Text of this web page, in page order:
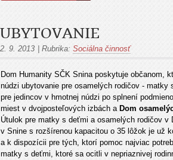
UBYTOVANIE
2. 9. 2013 Rubrika: Sociálna činnosť
Dom Humanity SČK Snina poskytuje občanom,
núdzi ubytovanie pre osamelých rodičov -
pre jedincov v hmotnej núdzi po splnení
miest v dvojposteľových izbách a Dom
Útulok pre matky s deťmi a osamelých rodičov v
v Snine s rozšírenou kapacitou o 35 lôžok je už
a k dispozícii pre tých, ktorí pomoc najviac
matky s deťmi, ktoré sa ocitli v nepriaznivej